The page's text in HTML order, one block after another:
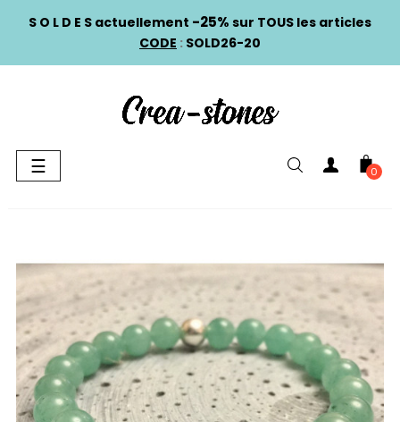
S O L D E S actuellement -25% sur TOUS les articles
CODE : SOLD26-20
Basculer
la
☰ 0